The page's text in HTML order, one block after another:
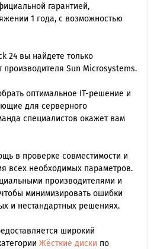
гарантией,
1 года, с возможностью
24 вы найдете только
Sun Microsystems.
оптимальное IT-решение и
для серверного
специалиcтов окажет вам
в проверке совместимости и
всех необходимых параметров.
производителями и
минимизировать ошибки
и нестандартных решениях.
широкий
Жёсткие диски по